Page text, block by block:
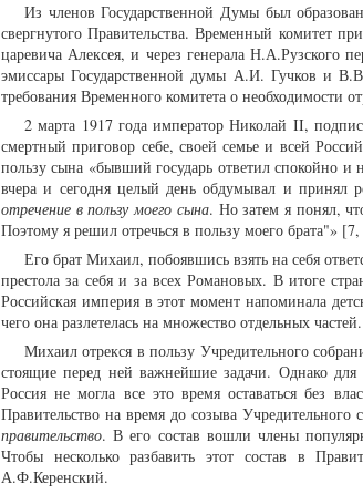
Из членов Государственной Думы был
свергнутого Правительства. Временный комитет
царевича Алексея, и через генерала Н.А.Рузского
эмиссары Государственной думы А.И. Гучков и
требования Временного комитета о необходимости
2 марта 1917 года император Николай II,
смертный приговор себе, своей семье и всей
пользу сына «бывший государь ответил спокойно
вчера и сегодня целый день обдумывал и принял
отречение в пользу моего сына. Но затем я понял,
Поэтому я решил отречься в пользу моего брата"»
Его брат Михаил, побоявшись взять на себя
престола за себя и за всех Романовых. В итоге
Российская империя в этот момент напоминала
чего она разлетелась на множество отдельных частей.
Михаил отрекся в пользу Учредительного
стоящие перед ней важнейшие задачи. Однако для
Россия не могла все это время оставаться без
Правительство на время до созыва
правительство. В его состав вошли члены
Чтобы несколько разбавить этот состав в
А.Ф.Керенский.